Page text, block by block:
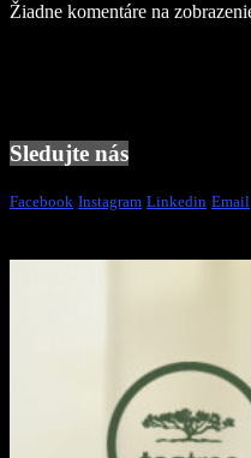
Žiadne komentáre na
Sledujte nás
Facebook Instagram Linkedin Email